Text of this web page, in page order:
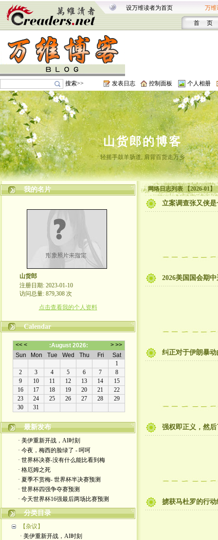
设万维读者为首页 万维
首 页
搜索>> 发表日志 控制面板 个人相册
山货郎的博客
轻摇手鼓羊肠道, 肩背百货走万乡
我的名片
山货郎
注册日期: 2023-01-10
访问总量: 879,308 次
点击查看我的个人资料
Calendar
最新发布
· 美伊重新开战，AI时刻
· 今夜，梅西的脸绿了 - 呵呵
· 世界杯决赛-没有什么能比看到梅
· 格厄姆之死
· 夏季不赏梅- 世界杯半决赛预测
· 世界杯四强争夺赛预测
· 今天世界杯16强最后两场比赛预测
分类目录
【杂议】
· 美伊重新开战，AI时刻
网络日志列表 【2026-01】
立案调查张又侠
2026美国国会期
纠正对于伊朗暴
强权即正义，然后
掳获马杜罗的行